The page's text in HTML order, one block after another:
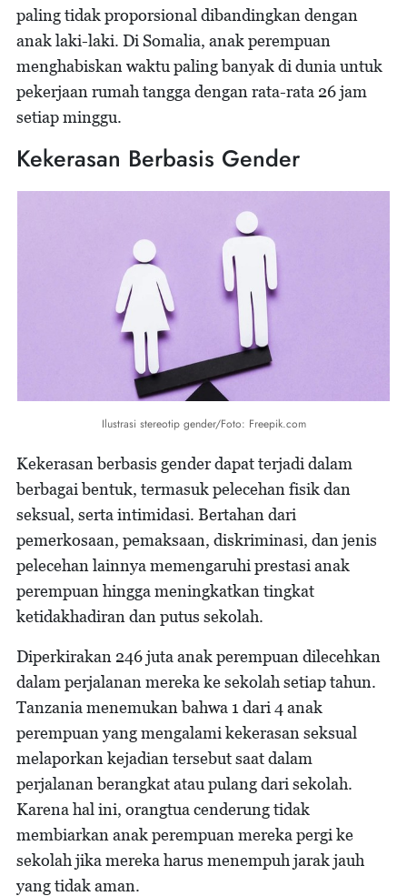
paling tidak proporsional dibandingkan dengan
anak laki-laki. Di Somalia, anak perempuan
menghabiskan waktu paling banyak di dunia untuk
pekerjaan rumah tangga dengan rata-rata 26 jam
setiap minggu.
Kekerasan Berbasis Gender
Ilustrasi stereotip gender/Foto: Freepik.com
Kekerasan berbasis gender dapat terjadi dalam
berbagai bentuk, termasuk pelecehan fisik dan
seksual, serta intimidasi. Bertahan dari
pemerkosaan, pemaksaan, diskriminasi, dan jenis
pelecehan lainnya memengaruhi prestasi anak
perempuan hingga meningkatkan tingkat
ketidakhadiran dan putus sekolah.
Diperkirakan 246 juta anak perempuan dilecehkan
dalam perjalanan mereka ke sekolah setiap tahun.
Tanzania menemukan bahwa 1 dari 4 anak
perempuan yang mengalami kekerasan seksual
melaporkan kejadian tersebut saat dalam
perjalanan berangkat atau pulang dari sekolah.
Karena hal ini, orangtua cenderung tidak
membiarkan anak perempuan mereka pergi ke
sekolah jika mereka harus menempuh jarak jauh
yang tidak aman.